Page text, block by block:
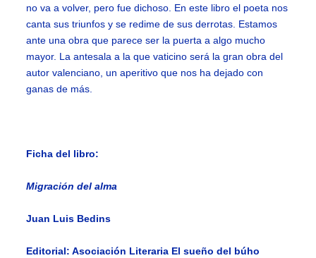
no va a volver, pero fue dichoso. En este libro el poeta nos
canta sus triunfos y se redime de sus derrotas. Estamos
ante una obra que parece ser la puerta a algo mucho
mayor. La antesala a la que vaticino será la gran obra del
autor valenciano, un aperitivo que nos ha dejado con
ganas de más.
Ficha del libro:
Migración del alma
Juan Luis Bedins
Editorial: Asociación Literaria El sueño del búho